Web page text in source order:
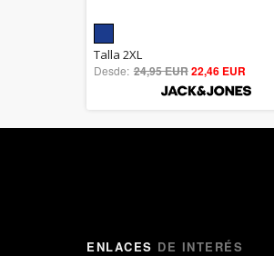
out of 5
Talla 2XL
Desde: 24,95 EUR22,46 EUR
ENLACES DE INTERÉS